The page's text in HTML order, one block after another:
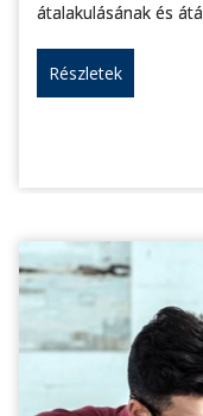
átalakulásának és
Részletek